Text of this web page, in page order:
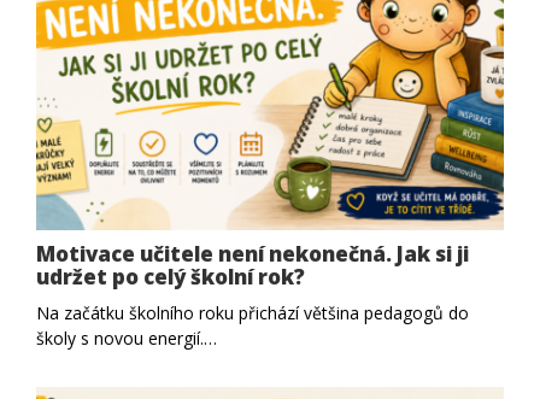
Motivace učitele není nekonečná. Jak si ji
udržet po celý školní rok?
Na začátku školního roku přichází většina pedagogů do
školy s novou energií.…